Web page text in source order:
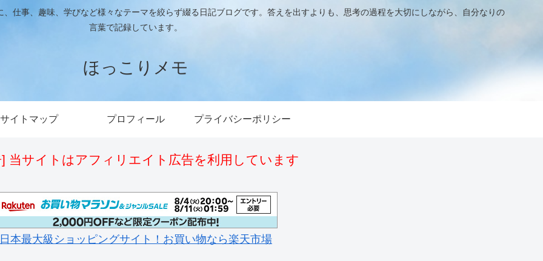
仕事、趣味、学びなど様々なテーマを絞らず綴る日記ブログです。答えを出すよりも、思考の過程を大切にしながら、自分なりの
言葉で記録しています。
ほっこりメモ
サイトマップ プロフィール プライバシーポリシー
] 当サイトはアフィリエイト広告を利用しています
日本最大級ショッピングサイト！お買い物なら楽天市場